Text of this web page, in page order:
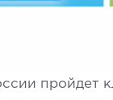
пройдет